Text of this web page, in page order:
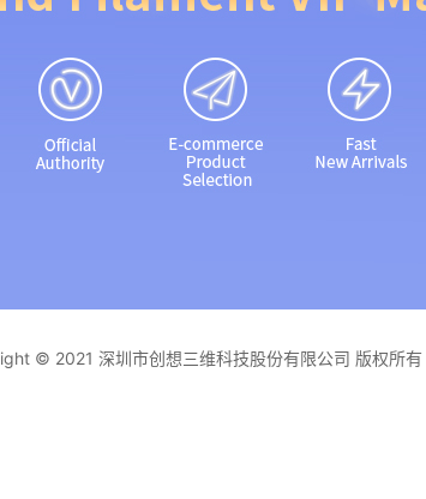
© 2021 深圳市创想三维科技股份有限公司 版权所有